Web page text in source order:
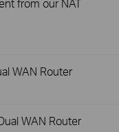
from our NAT
WAN Router
WAN Router